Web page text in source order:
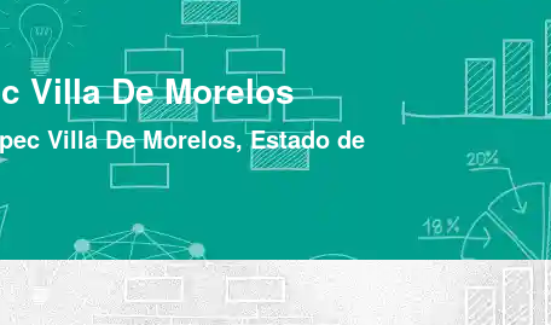
Villa De Morelos
Villa De Morelos, Estado de